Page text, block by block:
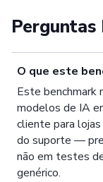
Perguntas
O que este
Este benchmark
modelos de IA
cliente para
do suporte —
não em testes
genérico.